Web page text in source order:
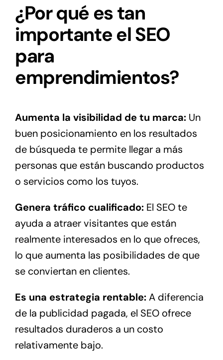
¿Por qué es tan
importante el SEO
para
emprendimientos?
Aumenta la visibilidad de tu marca:Un
buen posicionamiento en los resultados
de búsqueda te permite llegar a más
personas que están buscando productos
o servicios como los tuyos.
Genera tráfico cualificado:El SEO te
ayuda a atraer visitantes que están
realmente interesados en lo que ofreces,
lo que aumenta las posibilidades de que
se conviertan en clientes.
Es una estrategia rentable:A diferencia
de la publicidad pagada, el SEO ofrece
resultados duraderos a un costo
relativamente bajo.